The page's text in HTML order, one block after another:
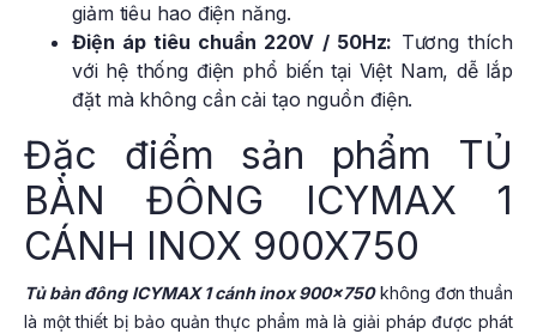
giảm tiêu hao điện năng.
Điện áp tiêu chuẩn 220V / 50Hz: Tương thích
với hệ thống điện phổ biến tại Việt Nam, dễ lắp
đặt mà không cần cải tạo nguồn điện.
Đặc điểm sản phẩm TỦ
BÀN ĐÔNG ICYMAX 1
CÁNH INOX 900X750
Tủ bàn đông ICYMAX 1 cánh inox 900×750không đơn thuần
là một thiết bị bảo quản thực phẩm mà là giải pháp được phát